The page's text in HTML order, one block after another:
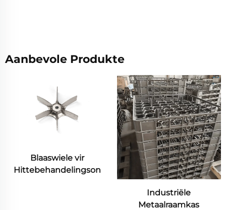
Aanbevole Produkte
Blaaswiele vir
Hittebehandelingson
Industriële
Metaalraamkas